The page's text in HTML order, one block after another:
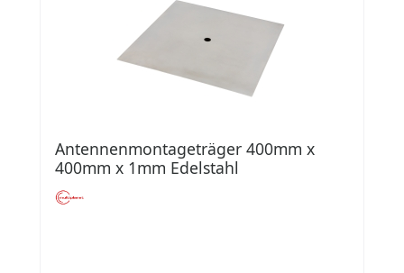
Antennenmontageträger 400mm x
400mm x 1mm Edelstahl